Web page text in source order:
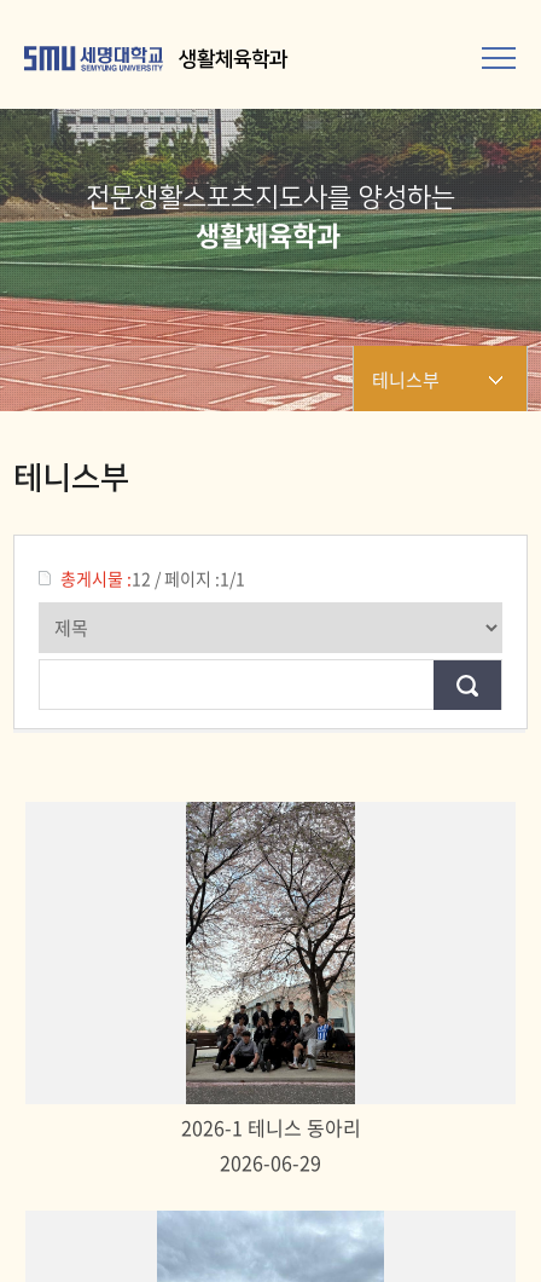
생활체육학과
전문생활스포츠지도사를 양성하는
생활체육학과
테니스부
배드민턴부
탁구부
스쿼시부
테니스부
총게시물 :12 /페이지 :1/1
2026-1 테니스 동아리
2026-06-29